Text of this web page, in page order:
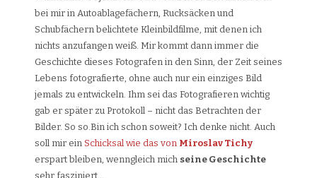
bei mir in Autoablagefächern, Rucksäcken und
Schubfächern belichtete Kleinbildfilme, mit denen ich
nichts anzufangen weiß. Mir kommt dann immer die
Geschichte dieses Fotografen in den Sinn, der Zeit seines
Lebens fotografierte, ohne auch nur ein einziges Bild
jemals zu entwickeln. Ihm sei das Fotografieren wichtig
gab er später zu Protokoll – nicht das Betrachten der
Bilder. So so.Bin ich schon soweit? Ich denke nicht. Auch
soll mir ein Schicksal wie das von Miroslav Tichy
erspart bleiben, wenngleich mich seine Geschichte
sehr fasziniert…